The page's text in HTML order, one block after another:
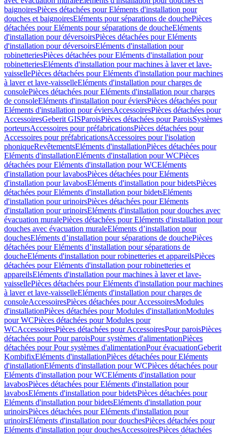
baignoiresPièces détachées pour Eléments d'installation pour
douches et baignoiresEléments pour séparations de douchePièces
détachées pour Eléments pour séparations de doucheEléments
d'installation pour déversoirsPièces détachées pour Eléments
d'installation pour déversoirsEléments d'installation pour
robinetteriesPièces détachées pour Eléments d'installation pour
robinetteriesEléments d'installation pour machines à laver et lave-
vaissellePièces détachées pour Eléments d'installation pour machines
à laver et lave-vaisselleEléments d'installation pour charges de
consolePièces détachées pour Eléments d'installation pour charges
de consoleEléments d'installation pour éviersPièces détachées pour
Eléments d'installation pour éviersAccessoiresPièces détachées pour
AccessoiresGeberit GISParoisPièces détachées pour ParoisSystèmes
porteursAccessoires pour préfabricationsPièces détachées pour
Accessoires pour préfabricationsAccessoires pour l'isolation
phoniqueRevêtementsEléments d'installationPièces détachées pour
Eléments d'installationEléments d'installation pour WCPièces
détachées pour Eléments d'installation pour WCEléments
d'installation pour lavabosPièces détachées pour Eléments
d'installation pour lavabosEléments d'installation pour bidetsPièces
détachées pour Eléments d'installation pour bidetsEléments
d'installation pour urinoirsPièces détachées pour Eléments
d'installation pour urinoirsEléments d'installation pour douches avec
évacuation muralePièces détachées pour Eléments d'installation pour
douches avec évacuation muraleEléments d’installation pour
douchesEléments d’installation pour séparations de douchePièces
détachées pour Eléments d’installation pour séparations de
doucheEléments d'installation pour robinetteries et appareilsPièces
détachées pour Eléments d'installation pour robinetteries et
appareilsEléments d'installation pour machines à laver et lave-
vaissellePièces détachées pour Eléments d'installation pour machines
à laver et lave-vaisselleEléments d'installation pour charges de
consoleAccessoiresPièces détachées pour AccessoiresModules
d'installationPièces détachées pour Modules d'installationModules
pour WCPièces détachées pour Modules pour
WCAccessoiresPièces détachées pour AccessoiresPour paroisPièces
détachées pour Pour paroisPour systèmes d'alimentationPièces
détachées pour Pour systèmes d'alimentationPour évacuationGeberit
KombifixEléments d'installationPièces détachées pour Eléments
d'installationEléments d'installation pour WCPièces détachées pour
Eléments d'installation pour WCEléments d'installation pour
lavabosPièces détachées pour Eléments d'installation pour
lavabosEléments d'installation pour bidetsPièces détachées pour
Eléments d'installation pour bidetsEléments d'installation pour
urinoirsPièces détachées pour Eléments d'installation pour
urinoirsEléments d'installation pour douchesPièces détachées pour
Eléments d'installation pour douchesAccessoiresPièces détachées